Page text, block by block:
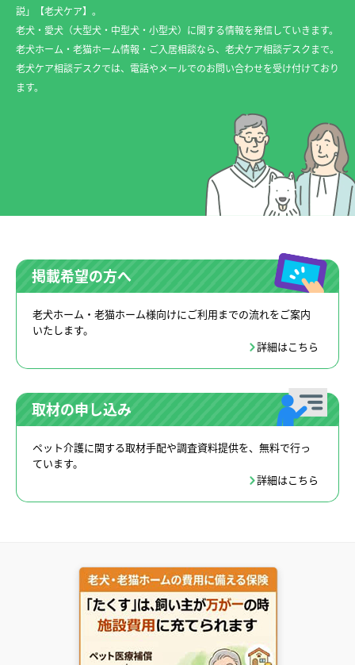
説」【老犬ケア】。
老犬・愛犬（大型犬・中型犬・小型犬）に関する情報を発信していきます。
老犬ホーム・老猫ホーム情報・ご入居相談なら、老犬ケア相談デスクまで。
老犬ケア相談デスクでは、電話やメールでのお問い合わせを受け付けており
ます。
掲載希望の方へ
老犬ホーム・老猫ホーム様向けにご利用までの流れをご案内
いたします。
詳細はこちら
取材の申し込み
ペット介護に関する取材手配や調査資料提供を、無料で行っ
ています。
詳細はこちら